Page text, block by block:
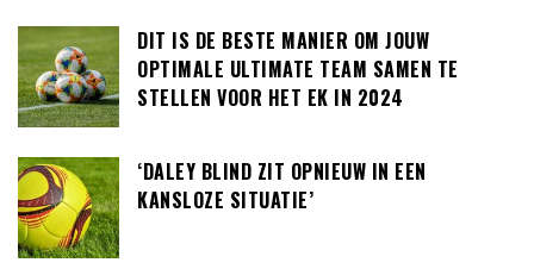
DIT IS DE BESTE MANIER OM JOUW
OPTIMALE ULTIMATE TEAM SAMEN TE
STELLEN VOOR HET EK IN 2024
‘DALEY BLIND ZIT OPNIEUW IN EEN
KANSLOZE SITUATIE’